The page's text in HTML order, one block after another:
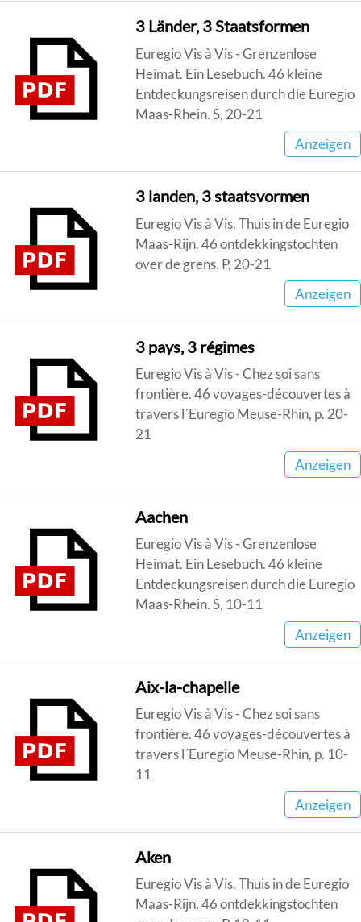
3 Länder, 3 Staatsformen
Euregio Vis à Vis - Grenzenlose
Heimat. Ein Lesebuch. 46 kleine
Entdeckungsreisen durch die Euregio
Maas-Rhein. S, 20-21
Anzeigen
3 landen, 3 staatsvormen
Euregio Vis à Vis. Thuis in de Euregio
Maas-Rijn. 46 ontdekkingstochten
over de grens. P, 20-21
Anzeigen
3 pays, 3 régimes
Euregio Vis à Vis - Chez soi sans
frontière. 46 voyages-découvertes à
travers l´Euregio Meuse-Rhin, p. 20-
21
Anzeigen
Aachen
Euregio Vis à Vis - Grenzenlose
Heimat. Ein Lesebuch. 46 kleine
Entdeckungsreisen durch die Euregio
Maas-Rhein. S, 10-11
Anzeigen
Aix-la-chapelle
Euregio Vis à Vis - Chez soi sans
frontière. 46 voyages-découvertes à
travers l´Euregio Meuse-Rhin, p. 10-
11
Anzeigen
Aken
Euregio Vis à Vis. Thuis in de Euregio
Maas-Rijn. 46 ontdekkingstochten